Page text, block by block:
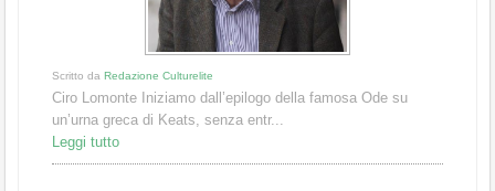
Scritto da Redazione Culturelite
Ciro Lomonte Iniziamo dall’epilogo della famosa Ode su
un’urna greca di Keats, senza entr...
Leggi tutto